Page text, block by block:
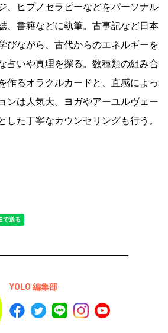
、ヒプノセラピーなどをパーソナル
、書籍などに執筆。古事記など日本
びながら、古代からのエネルギーを
占いや真理を探る。数種類の組み合
作るオラクルカードと、直感によっ
ンは人気大。ヨガやアーユルヴェー
した丁寧なカウンセリングも行う。
YOLO 編集部